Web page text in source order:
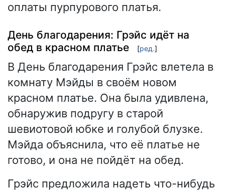
оплаты пурпурового платья.
День благодарения: Грэйс идёт на
обед в красном платье
[ред.]
В День благодарения Грэйс влетела в
комнату Мэйды в своём новом
красном платье. Она была удивлена,
обнаружив подругу в старой
шевиотовой юбке и голубой блузке.
Мэйда объяснила, что её платье не
готово, и она не пойдёт на обед.
Грэйс предложила надеть что-нибудь